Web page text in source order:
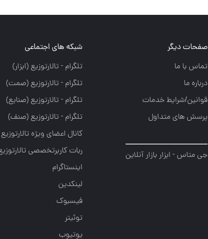
صفحات دیگر
تماس با ما
درباره ما
قوانین/شرایط خدمات
پرسش های متداول
جی متاس - ابزار بازار آنلاین
شبکه های اجتماعی
تلگرام - تالارتوزيع (ابزار)
تلگرام - تالارتوزيع (صمت)
تلگرام - تالارتوزيع (صنايع)
تلگرام - تالارتوزیع (صنف)
کانال اعضای ویژه تالارتوزیع
ربات کاربرتخصصی
اینستاگرام
لینکدین
فیسبوک
توئیتر
یوتیوب